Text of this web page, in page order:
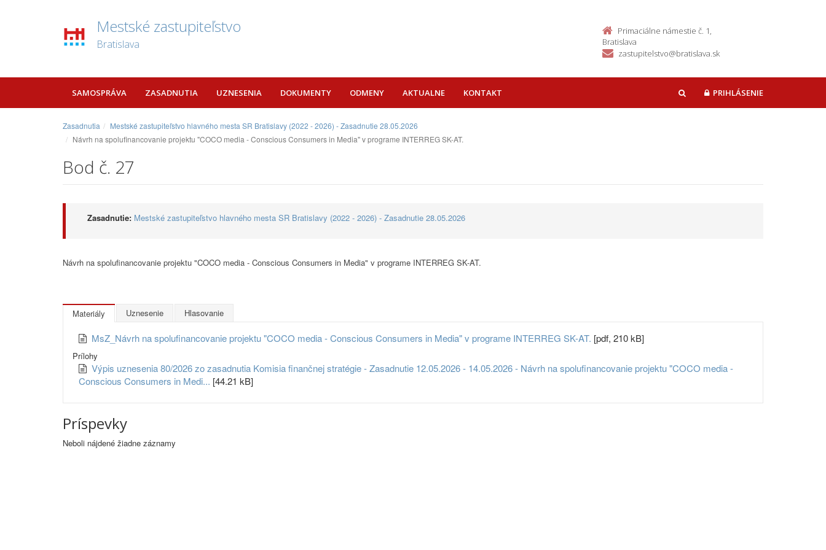
Mestské zastupiteľstvo
Bratislava
Primaciálne námestie č. 1,
Bratislava
zastupitelstvo@bratislava.sk
SAMOSPRÁVA ZASADNUTIA UZNESENIA DOKUMENTY ODMENY AKTUALNE KONTAKT HĽADAŤPRIHLÁSENIE
Zasadnutia
Mestské zastupiteľstvo hlavného mesta SR Bratislavy (2022 - 2026) - Zasadnutie 28.05.2026
Návrh na spolufinancovanie projektu "COCO media - Conscious Consumers in Media" v programe INTERREG SK-AT.
Bod č. 27
Zasadnutie: Mestské zastupiteľstvo hlavného mesta SR Bratislavy (2022 - 2026) - Zasadnutie 28.05.2026
Návrh na spolufinancovanie projektu "COCO media - Conscious Consumers in Media" v programe INTERREG SK-AT.
Materiály Uznesenie Hlasovanie
MsZ_Návrh na spolufinancovanie projektu "COCO media - Conscious Consumers in Media" v programe INTERREG SK-AT. [pdf, 210 kB]
Prílohy
Výpis uznesenia 80/2026 zo zasadnutia Komisia finančnej stratégie - Zasadnutie 12.05.2026 - 14.05.2026 - Návrh na spolufinancovanie projektu "COCO media -
Conscious Consumers in Medi... [44.21 kB]
Príspevky
Neboli nájdené žiadne záznamy